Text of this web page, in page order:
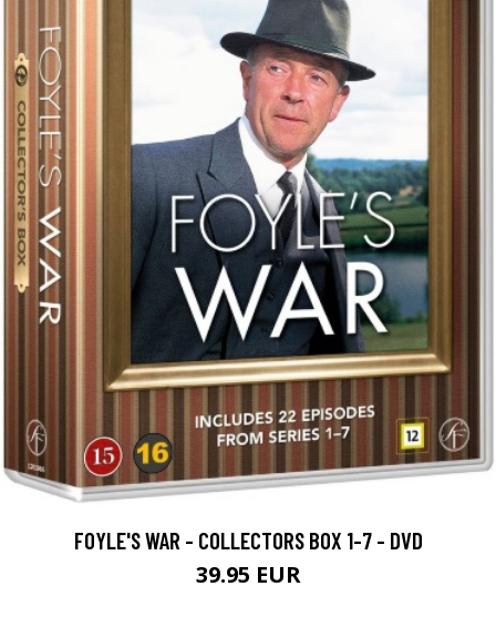
FOYLE'S WAR - COLLECTORS BOX 1-7 - DVD
39.95 EUR